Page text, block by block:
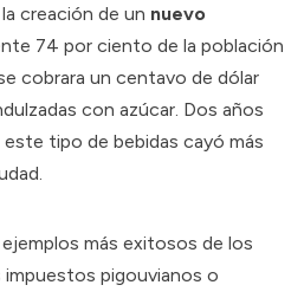
creación de un nuevo
74 por ciento de la población
cobrara un centavo de dólar
con azúcar. Dos años
tipo de bebidas cayó más
más exitosos de los
pigouvianos o